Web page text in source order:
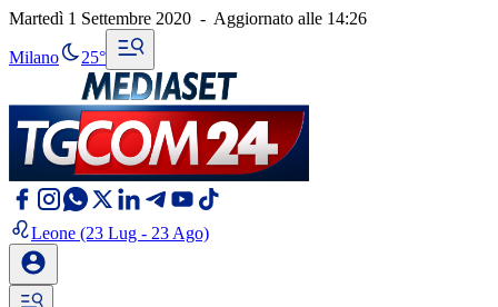
Martedì 1 Settembre 2020 - Aggiornato alle 14:26
Milano 25°
Leone (23 Lug - 23 Ago)